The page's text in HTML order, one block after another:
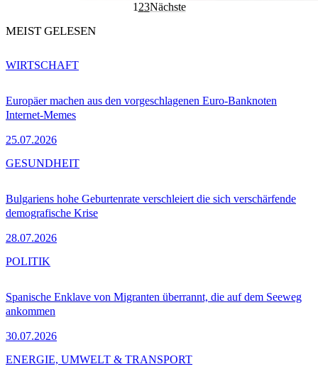
1 23Nächste
MEIST GELESEN
Europäer machen aus den vorgeschlagenen Euro-Banknoten
Internet-Memes
25.07.2026
WIRTSCHAFT
Bulgariens hohe Geburtenrate verschleiert die sich verschärfende
demografische Krise
28.07.2026
GESUNDHEIT
Spanische Enklave von Migranten überrannt, die auf dem Seeweg
ankommen
30.07.2026
POLITIK
ENERGIE, UMWELT & TRANSPORT